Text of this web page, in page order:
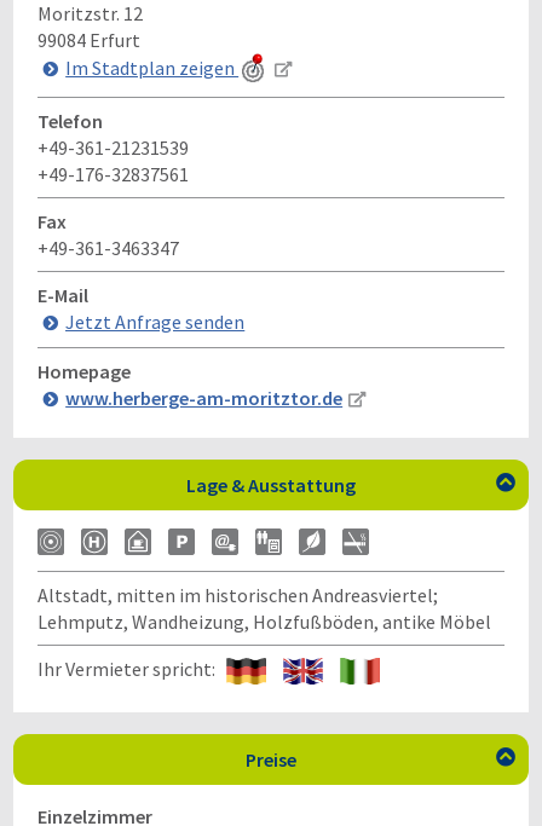
Moritzstr. 12
99084 Erfurt
Im Stadtplan zeigen
Telefon
+49-361-21231539
+49-176-32837561
Fax
+49-361-3463347
E-Mail
Jetzt Anfrage senden
Homepage
www.herberge-am-moritztor.de
Lage & Ausstattung 
Altstadt, mitten im historischen Andreasviertel;
Lehmputz, Wandheizung, Holzfußböden, antike Möbel
Ihr Vermieter spricht:
Preise 
Einzelzimmer